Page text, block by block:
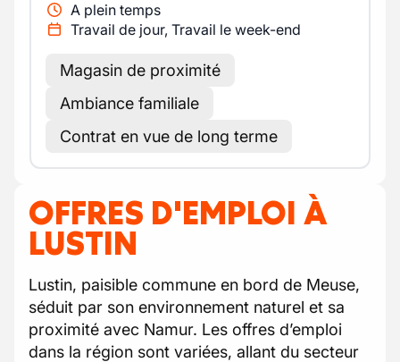
A plein temps
Travail de jour, Travail le week-end
Magasin de proximité
Ambiance familiale
Contrat en vue de long terme
OFFRES D'EMPLOI À
LUSTIN
Lustin, paisible commune en bord de Meuse,
séduit par son environnement naturel et sa
proximité avec Namur. Les offres d’emploi
dans la région sont variées, allant du secteur